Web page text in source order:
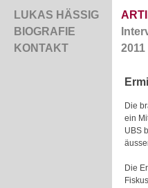
LUKAS HÄSSIG
BIOGRAFIE
KONTAKT
2011
Die
ein
UBS
Die